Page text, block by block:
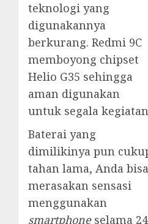
teknologi yang
digunakannya
berkurang. Redmi 9C
memboyong chipset
Helio G35 sehingga
aman digunakan
untuk segala
Baterai yang
dimilikinya pun
tahan lama, Anda bisa
merasakan sensasi
menggunakan
smartphoneselama 24